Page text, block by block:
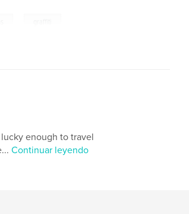
enough to travel
Continuar leyendo